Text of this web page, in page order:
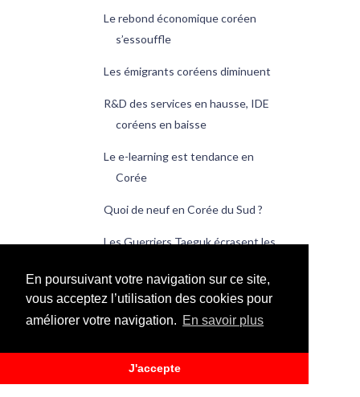
En poursuivant votre navigation sur ce site,
vous acceptez l’utilisation des cookies pour
améliorer votre navigation. En savoir plus
J'accepte
Le rebond économique coréen
s’essouffle
Les émigrants coréens diminuent
R&D des services en hausse, IDE
coréens en baisse
Le e-learning est tendance en
Corée
Quoi de neuf en Corée du Sud ?
Les Guerriers Taeguk écrasent les
Le 3 mars est le jour de la poitrine
de porc
doigt